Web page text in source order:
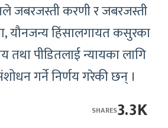
जबरजस्ती करणी र जबरजस्ती
यौनजन्य हिंसालगायत कसुरका
तथा पीडितलाई न्यायका लागि
गर्ने निर्णय गरेकी छन् ।
3.3K
SHARES